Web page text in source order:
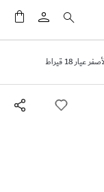
18 قيراط